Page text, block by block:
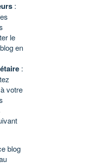
:
le
en
:
votre
blog